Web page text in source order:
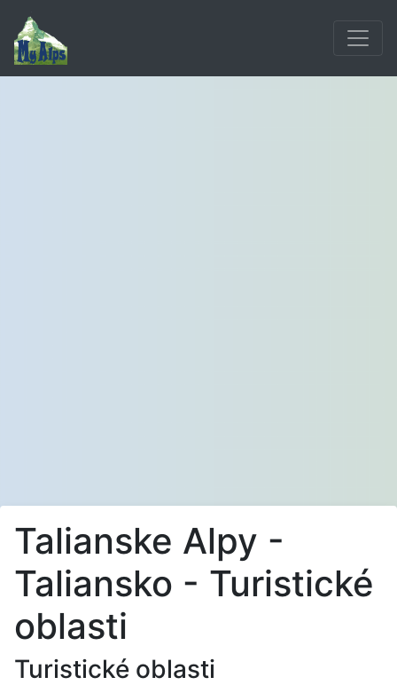
Talianske Alpy -
Taliansko - Turistické
oblasti
Turistické oblasti